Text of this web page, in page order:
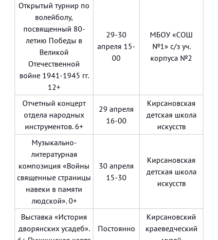
Открытый турнир по
волейболу,
посвященный 80-
летию Победы в
Великой
Отечественной
войне 1941-1945 гг.
12+
29-30
апреля 15-
00
МБОУ «СОШ
№1» с/з уч.
корпуса №2
Отчетный концерт
отдела народных
инструментов. 6+
29 апреля
16-00
Кирсановская
детская школа
искусств
Музыкально-
литературная
композиция «Войны
священные страницы
навеки в памяти
людской». 0+
30 апреля
15-30
Кирсановская
детская школа
искусств
Выставка «История
дворянских усадеб».
Постоянно
Кирсановский
краеведческий